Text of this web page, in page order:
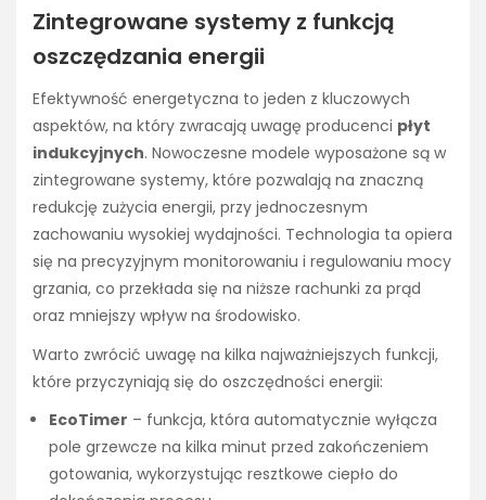
Zintegrowane systemy z funkcją
oszczędzania energii
Efektywność energetyczna to jeden z kluczowych
aspektów, na który zwracają uwagę producenci płyt
indukcyjnych. Nowoczesne modele wyposażone są w
zintegrowane systemy, które pozwalają na znaczną
redukcję zużycia energii, przy jednoczesnym
zachowaniu wysokiej wydajności. Technologia ta opiera
się na precyzyjnym monitorowaniu i regulowaniu mocy
grzania, co przekłada się na niższe rachunki za prąd
oraz mniejszy wpływ na środowisko.
Warto zwrócić uwagę na kilka najważniejszych funkcji,
które przyczyniają się do oszczędności energii:
EcoTimer – funkcja, która automatycznie wyłącza
pole grzewcze na kilka minut przed zakończeniem
gotowania, wykorzystując resztkowe ciepło do